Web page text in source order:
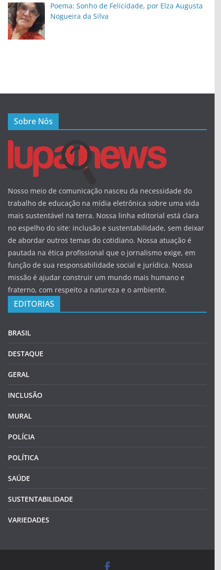
Poema: Sonho de Felicidade, por Elza Augusta
Nogueira da Silva
Sobre Nós
Nosso meio de comunicação nasceu da necessidade do
trabalho de educação na mídia eletrônica sobre uma vida
mais sustentável na terra. Nossa linha editorial está clara
no espelho do site: inclusão e sustentabilidade, sem deixar
de abordar outros temas do cotidiano. Nossa atuação é
pautada na ética profissional que o jornalismo exige, em
função de sua responsabilidade social e jurídica. Nossa
missão é ajudar construir um mundo mais humano e
fraterno, com respeito a natureza e o ambiente.
EDITORIAS
BRASIL
DESTAQUE
GERAL
INCLUSÃO
MURAL
POLÍCIA
POLÍTICA
SAÚDE
SUSTENTABILIDADE
VARIEDADES